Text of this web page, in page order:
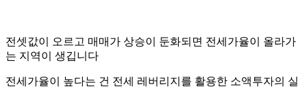
전셋값이 오르고 매매가 상승이 둔화되면 전세가율이 올라가
는 지역이 생깁니다
전세가율이 높다는 건 전세 레버리지를 활용한 소액투자의 실